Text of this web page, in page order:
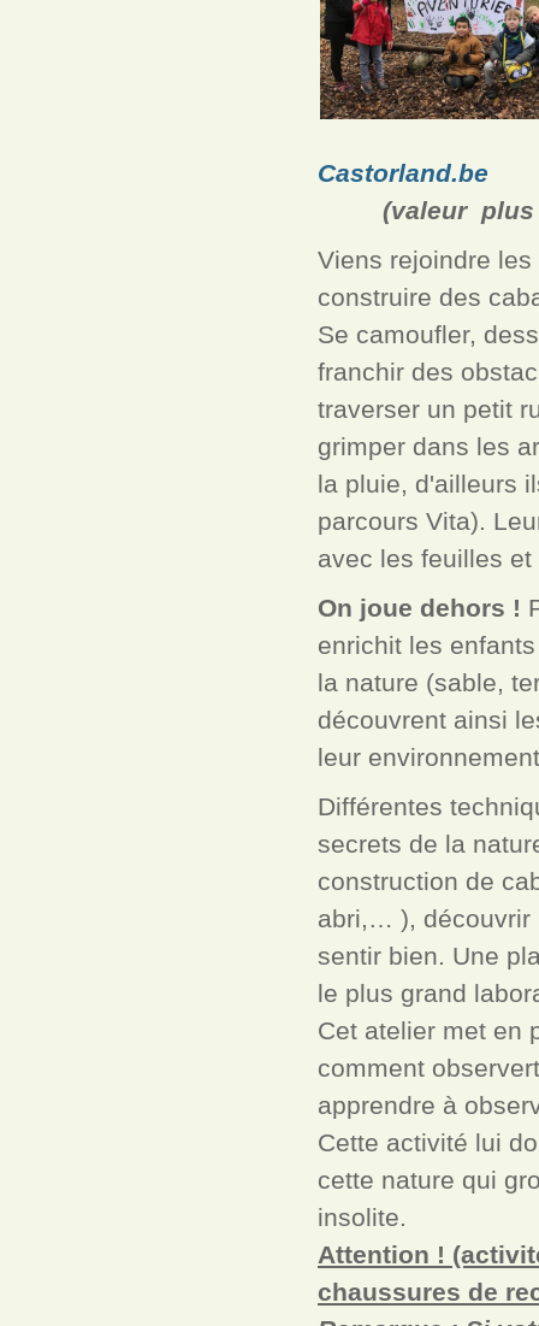
Castorland.be
(valeur plus
Viens rejoindre
construire des
Se camoufler,
franchir des
traverser un petit
grimper dans les
la pluie, d'ailleurs
parcours Vita).
avec les feuilles
On joue dehors !
enrichit les
la nature (sable,
découvrent ainsi
leur
Différentes
secrets de la
construction de
abri,… ), découvrir
sentir bien. Une
le plus grand
Cet atelier met en
comment
apprendre à
Cette activité lui
cette nature qui
insolite.
Attention !
chaussures de